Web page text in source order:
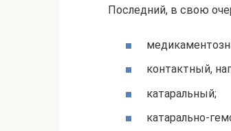
Последний, в свою
контактный,
катаральный;
катарально-